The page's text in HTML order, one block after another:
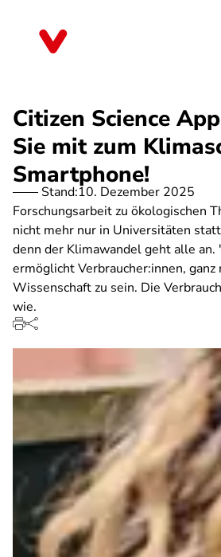
Citizen Science
Sie mit zum
Smartphone!
Stand:10. Dezember 2025
Forschungsarbeit zu ökologischen
nicht mehr nur in Universitäten
denn der Klimawandel geht alle an.
ermöglicht Verbraucher:innen, ganz
Wissenschaft zu sein. Die
wie.